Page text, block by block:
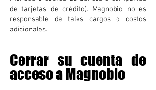
de tarjetas de crédito). Magnobio no es
responsable de tales cargos o costos
adicionales.
Cerrar su cuenta de
acceso aMagnobio